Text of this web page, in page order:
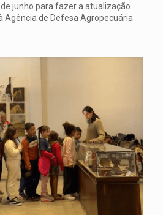
junho para fazer a atualização
Agência de Defesa Agropecuária